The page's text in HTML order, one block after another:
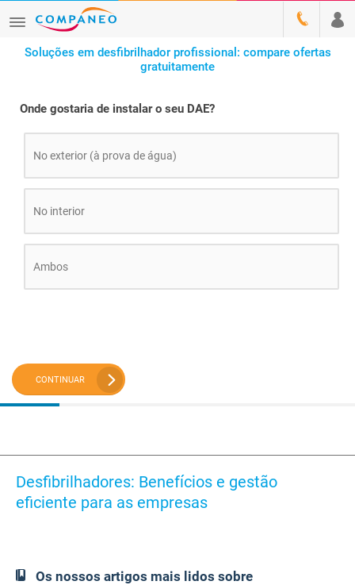
Soluções em desfibrilhador profissional: compare ofertas
gratuitamente
Onde gostaria de instalar o seu DAE?
No exterior (à prova de água)
No interior
Ambos
CONTINUAR
Desfibrilhadores: Benefícios e gestão
eficiente para as empresas
Os nossos artigos mais lidos sobre